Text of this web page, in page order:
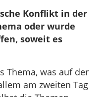
Konflikt in der
oder wurde
soweit es
Thema, was auf der
am zweiten Tag